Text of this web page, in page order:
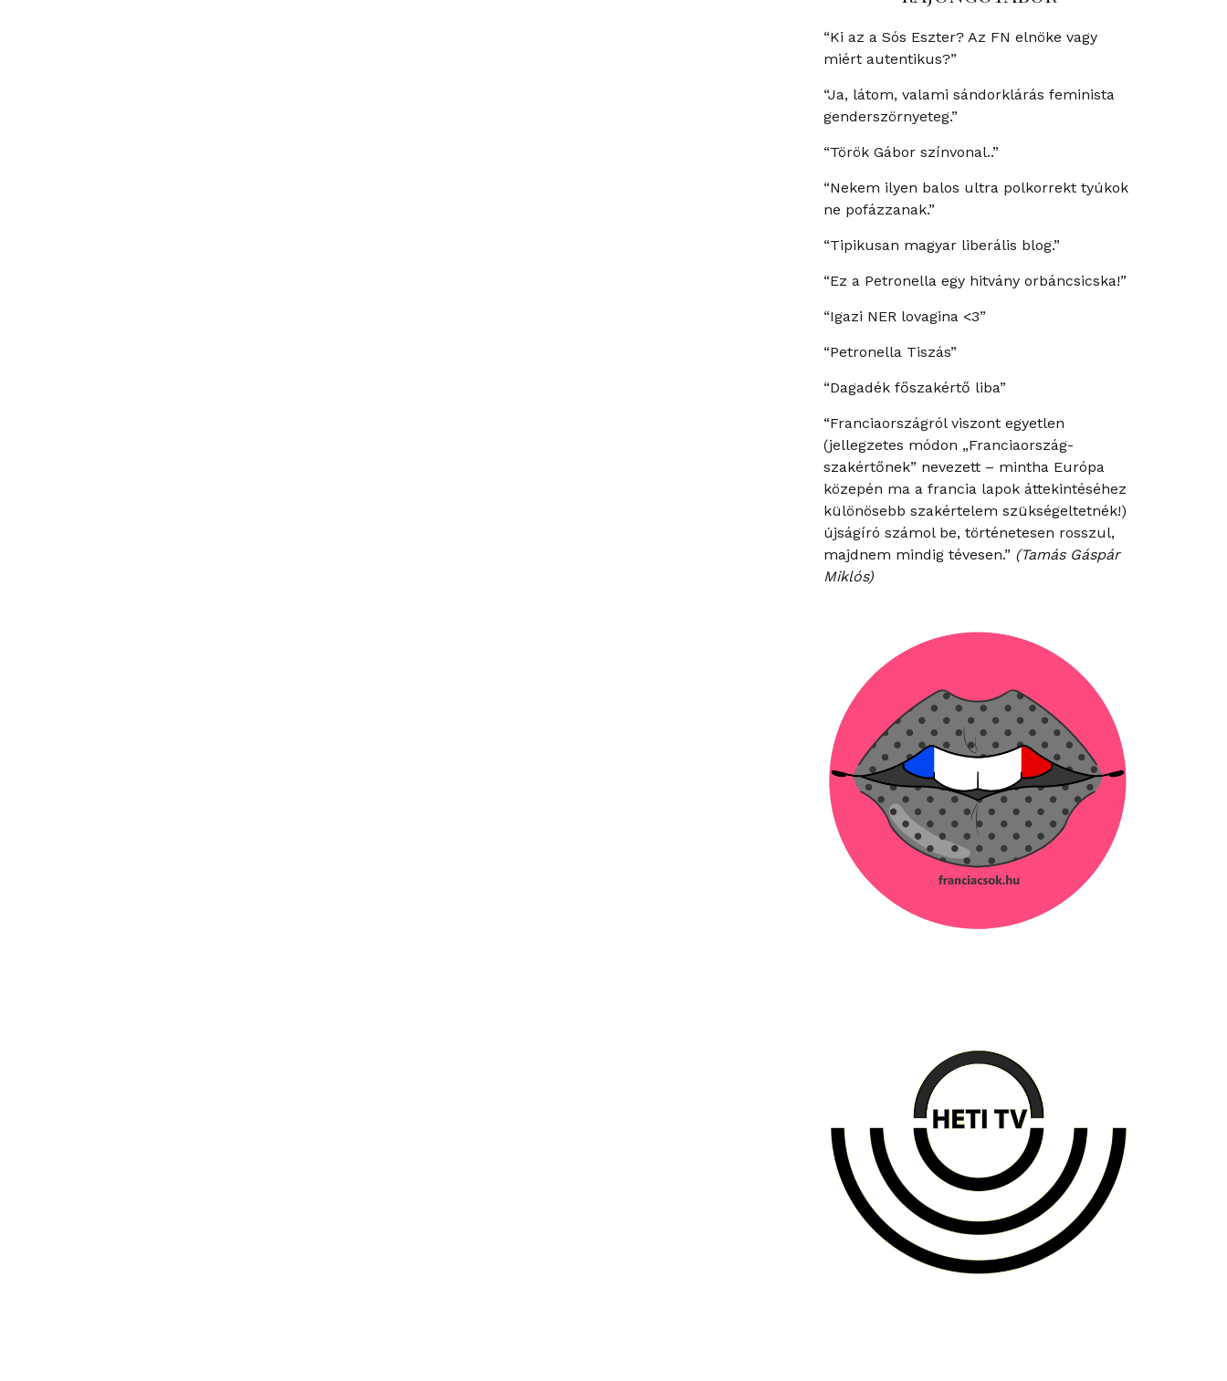
“Ki az a Sós Eszter? Az FN elnöke vagy
miért autentikus?”
“Ja, látom, valami sándorklárás feminista
genderszörnyeteg.”
“Török Gábor színvonal..”
“Nekem ilyen balos ultra polkorrekt tyúkok
ne pofázzanak.”
“Tipikusan magyar liberális blog.”
“Ez a Petronella egy hitvány orbáncsicska!”
“Igazi NER lovagina <3”
“Petronella Tiszás”
“Dagadék főszakértő liba”
“Franciaországról viszont egyetlen
(jellegzetes módon „Franciaország-
szakértőnek” nevezett – mintha Európa
közepén ma a francia lapok áttekintéséhez
különösebb szakértelem szükségeltetnék!)
újságíró számol be, történetesen rosszul,
majdnem mindig tévesen.” (Tamás Gáspár
Miklós)